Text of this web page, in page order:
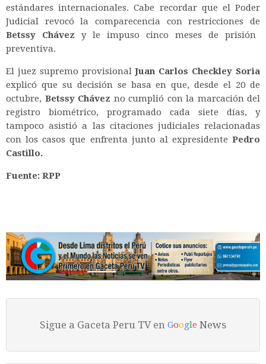
estándares internacionales. Cabe recordar que el Poder
Judicial revocó la comparecencia con restricciones de
Betssy Chávez y le impuso cinco meses de prisión
preventiva.
El juez supremo provisionalJuan Carlos Checkley Soria
explicó que su decisión se basa en que, desde el 20 de
octubre, Betssy Chávez no cumplió con la marcación del
registro biométrico, programado cada siete días, y
tampoco asistió a las citaciones judiciales relacionadas
con los casos que enfrenta junto al expresidente Pedro
Castillo.
Fuente: RPP
Sigue a Gaceta Peru TV en Google News